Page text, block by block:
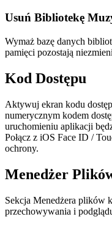
Usuń Bibliotekę
Wymaż bazę danych
pamięci pozostają
Kod Dostępu
Aktywuj ekran kodu
numerycznym kodem
uruchomieniu aplikacji
Połącz z iOS Face ID /
ochrony.
Menedżer
Sekcja Menedżera plików
przechowywania i